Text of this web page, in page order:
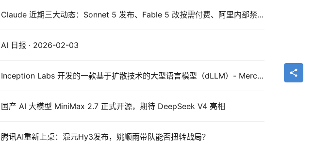
Claude 近期三大动态：Sonnet 5 发布、Fable 5 改按需付费、阿里内部禁用引发安全争议
AI 日报 · 2026-02-03
Inception Labs 开发的一款基于扩散技术的大型语言模型（dLLM）- Mercury Coder,这玩意儿太快了……
国产 AI 大模型 MiniMax 2.7 正式开源，期待 DeepSeek V4 亮相
腾讯AI重新上桌：混元Hy3发布，姚顺雨带队能否扭转战局？